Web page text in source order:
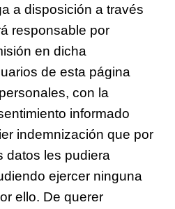
a disposición a través
responsable por
en dicha
de esta página
con la
informado
indemnización que por
datos les pudiera
ejercer ninguna
ello. De querer